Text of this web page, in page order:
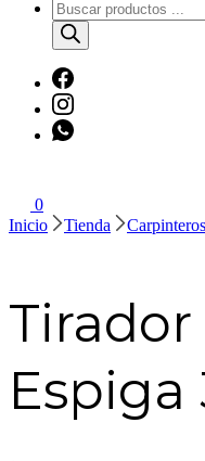
Búsqueda
de
productos
0
Inicio
Tienda Carpinteros
Espiga